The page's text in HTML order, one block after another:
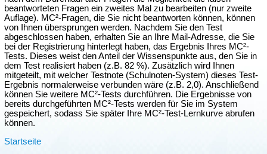
beantworteten Fragen ein zweites Mal zu bearbeiten (nur zweite
Auflage). MC²-Fragen, die Sie nicht beantworten können, können
von Ihnen übersprungen werden. Nachdem Sie den Test
abgeschlossen haben, erhalten Sie an Ihre Mail-Adresse, die Sie
bei der Registrierung hinterlegt haben, das Ergebnis Ihres MC²-
Tests. Dieses weist den Anteil der Wissenspunkte aus, den Sie in
dem Test realisiert haben (z.B. 82 %). Zusätzlich wird Ihnen
mitgeteilt, mit welcher Testnote (Schulnoten-System) dieses Test-
Ergebnis normalerweise verbunden wäre (z.B. 2,0). Anschließend
können Sie weitere MC²-Tests durchführen. Die Ergebnisse von
bereits durchgeführten MC²-Tests werden für Sie im System
gespeichert, sodass Sie später Ihre MC²-Test-Lernkurve abrufen
können.
Startseite